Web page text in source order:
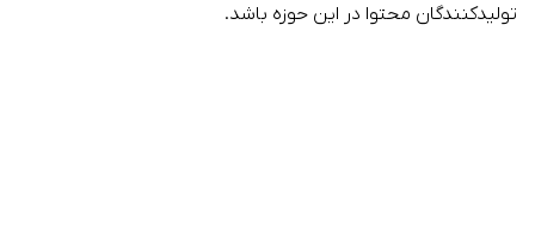
تولیدکنندگان محتوا در این حوزه باشد.